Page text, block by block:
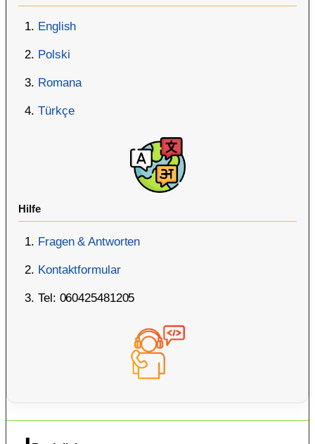
English
Polski
Romana
Türkçe
Hilfe
Fragen & Antworten
Kontaktformular
Tel: 060425481205